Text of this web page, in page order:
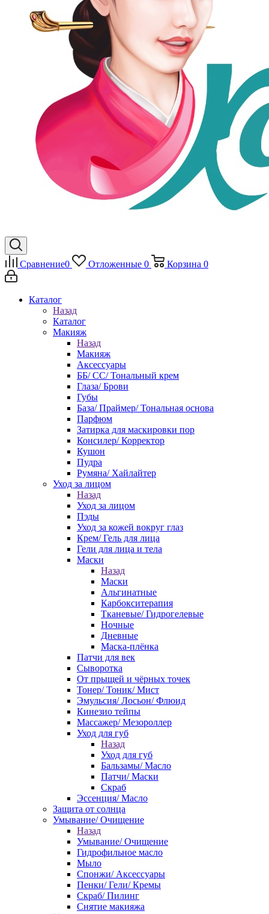
Сравнение0 Отложенные 0 Корзина 0
Каталог
Назад
Каталог
Макияж
Назад
Макияж
Аксессуары
ББ/ СС/ Тональный крем
Глаза/ Брови
Губы
База/ Праймер/ Тональная основа
Парфюм
Затирка для маскировки пор
Консилер/ Корректор
Кушон
Пудра
Румяна/ Хайлайтер
Уход за лицом
Назад
Уход за лицом
Пэды
Уход за кожей вокруг глаз
Крем/ Гель для лица
Гели для лица и тела
Маски
Назад
Маски
Альгинатные
Карбокситерапия
Тканевые/ Гидрогелевые
Ночные
Дневные
Маска-плёнка
Патчи для век
Сыворотка
От прыщей и чёрных точек
Тонер/ Тоник/ Мист
Эмульсия/ Лосьон/ Флюид
Кинезио тейпы
Массажер/ Мезороллер
Уход для губ
Назад
Уход для губ
Бальзамы/ Масло
Патчи/ Маски
Скраб
Эссенция/ Масло
Защита от солнца
Умывание/ Очищение
Назад
Умывание/ Очищение
Гидрофильное масло
Мыло
Спонжи/ Аксессуары
Пенки/ Гели/ Кремы
Скраб/ Пилинг
Снятие макияжа